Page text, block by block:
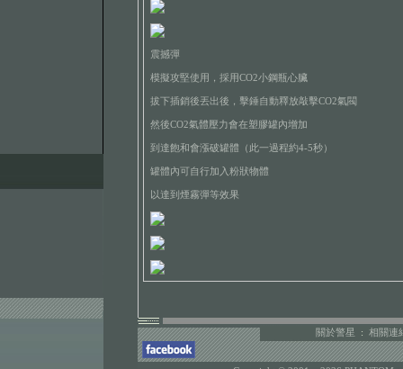
震撼彈
模擬攻堅使用，採用CO2小鋼瓶心臟
拔下插銷後丟出後，擊錘自動釋放敲擊CO2氣閥
然後CO2氣體壓力會在塑膠罐內增加
到達飽和會漲破罐體（此一過程約4-5秒）
罐體內可自行加入粉狀物體
以達到煙霧彈等效果
關於警星 : 相關連